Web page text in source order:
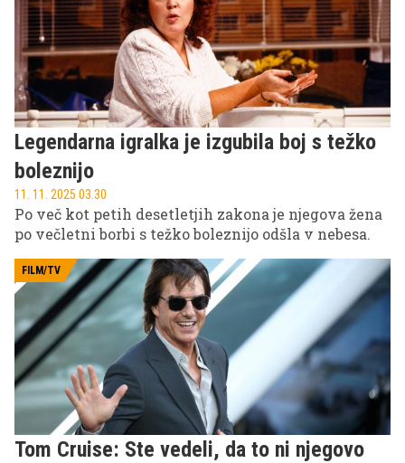
Legendarna igralka je izgubila boj s težko
boleznijo
11. 11. 2025 03.30
Po več kot petih desetletjih zakona je njegova žena
po večletni borbi s težko boleznijo odšla v nebesa.
FILM/TV
Tom Cruise: Ste vedeli, da to ni njegovo